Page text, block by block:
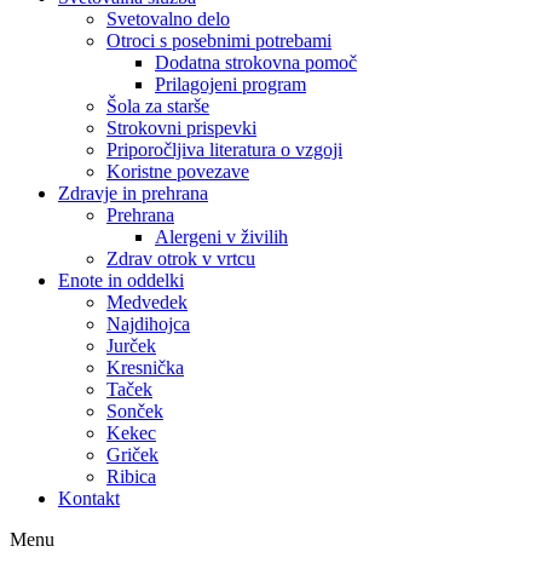
Svetovalno delo
Otroci s posebnimi potrebami
Dodatna strokovna pomoč
Prilagojeni program
Šola za starše
Strokovni prispevki
Priporočljiva literatura o vzgoji
Koristne povezave
Zdravje in prehrana
Prehrana
Alergeni v živilih
Zdrav otrok v vrtcu
Enote in oddelki
Medvedek
Najdihojca
Jurček
Kresnička
Taček
Sonček
Kekec
Griček
Ribica
Kontakt
Menu